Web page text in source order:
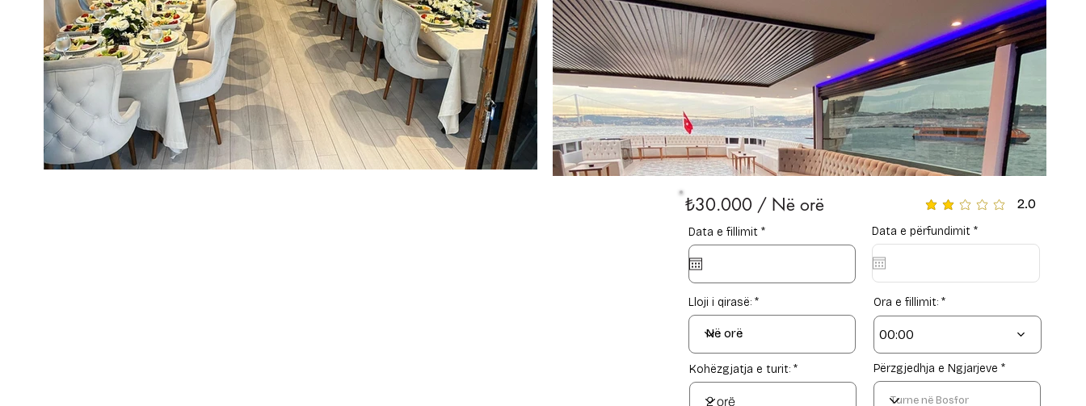
₺30.000 / Në orë 2.0
average rating is 2 out of
Data e fillimit *r
e
r
Data e përfundimit *r
e
r
Lloji i qirasë: Ora e fillimit:
00:00
Kohëzgjatja e turit: Përzgjedhja e Ngjarjeve